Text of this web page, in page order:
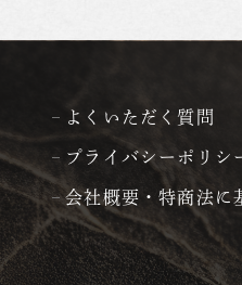
よくいただく質問
プライバシーポリシ
会社概要・特商法に